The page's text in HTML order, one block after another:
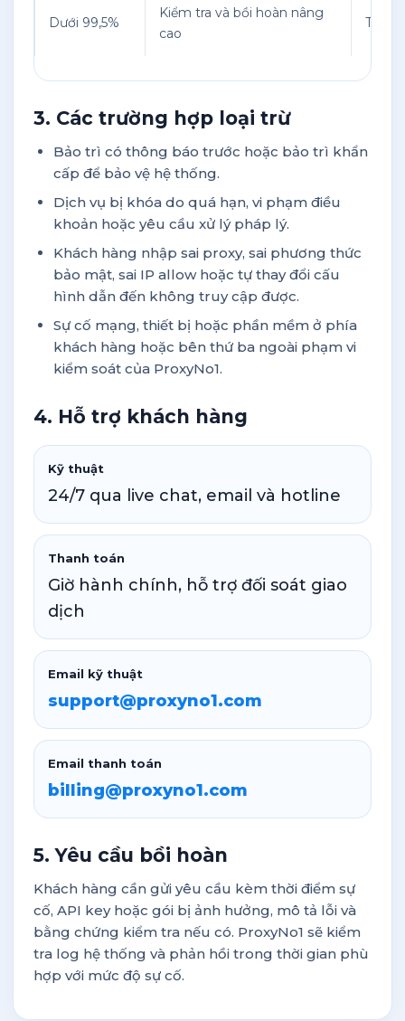
Dưới 99,5%
Kiểm tra và bồi hoàn nâng
cao
Tùy
3. Các trường hợp loại trừ
Bảo trì có thông báo trước hoặc bảo trì khẩn
cấp để bảo vệ hệ thống.
Dịch vụ bị khóa do quá hạn, vi phạm điều
khoản hoặc yêu cầu xử lý pháp lý.
Khách hàng nhập sai proxy, sai phương thức
bảo mật, sai IP allow hoặc tự thay đổi cấu
hình dẫn đến không truy cập được.
Sự cố mạng, thiết bị hoặc phần mềm ở phía
khách hàng hoặc bên thứ ba ngoài phạm vi
kiểm soát của ProxyNo1.
4. Hỗ trợ khách hàng
Kỹ thuật
24/7 qua live chat, email và hotline
Thanh toán
Giờ hành chính, hỗ trợ đối soát giao
dịch
Email kỹ thuật
support@proxyno1.com
Email thanh toán
billing@proxyno1.com
5. Yêu cầu bồi hoàn
Khách hàng cần gửi yêu cầu kèm thời điểm sự
cố, API key hoặc gói bị ảnh hưởng, mô tả lỗi và
bằng chứng kiểm tra nếu có. ProxyNo1 sẽ kiểm
tra log hệ thống và phản hồi trong thời gian phù
hợp với mức độ sự cố.